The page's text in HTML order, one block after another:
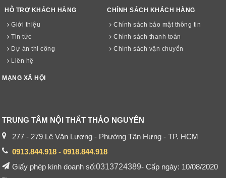
HỖ TRỢ KHÁCH HÀNG
Giới thiệu
Tin tức
Dự án thi công
Liên hệ
CHÍNH SÁCH KHÁCH HÀNG
Chính sách bảo mật thông tin
Chính sách thanh toán
Chính sách vận chuyển
MẠNG XÃ HỘI
TRUNG TÂM NỘI THẤT THẢO NGUYÊN
277 - 279 Lê Văn Lương - Phường Tân Hưng - TP. HCM
0913.844.918 - 0918.844.918
Giấy phép kinh doanh số:0313724389- Cấp ngày: 10/08/2020